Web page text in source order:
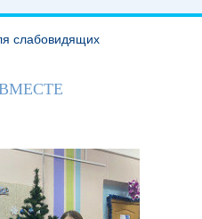
слабовидящих